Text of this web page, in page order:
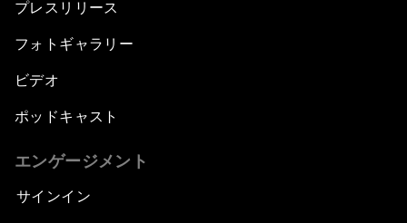
プレスリリース
フォトギャラリー
ビデオ
ポッドキャスト
エンゲージメント
サインイン